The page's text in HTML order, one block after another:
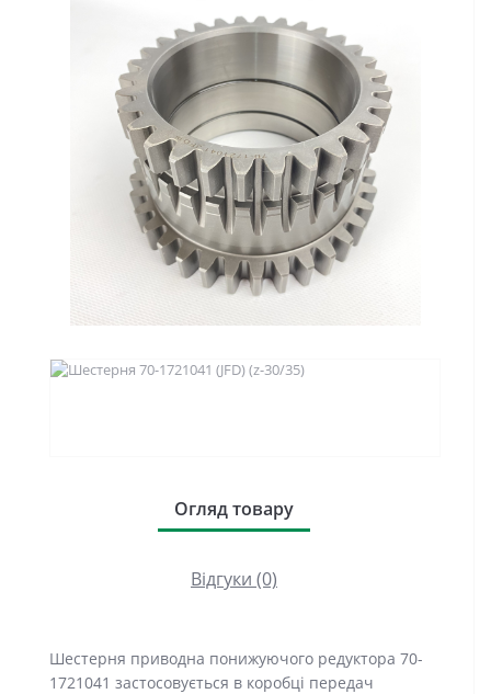
Огляд товару
Відгуки (0)
Шестерня приводна понижуючого редуктора 70-
1721041 застосовується в коробці передач